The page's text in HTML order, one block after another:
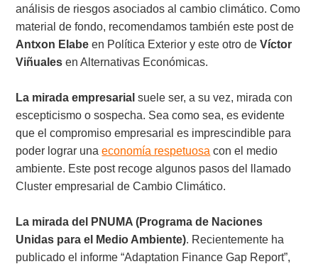
análisis de riesgos asociados al cambio climático. Como
material de fondo, recomendamos también este post de
Antxon Elabe en Política Exterior y este otro deVíctor
Viñuales en Alternativas Económicas.
La mirada empresarial suele ser, a su vez, mirada con
escepticismo o sospecha. Sea como sea, es evidente
que el compromiso empresarial es imprescindible para
poder lograr unaeconomía respetuosa con el medio
ambiente. Este post recoge algunos pasos del llamado
Cluster empresarial de Cambio Climático.
La mirada del PNUMA (Programa de Naciones
Unidas para el Medio Ambiente). Recientemente ha
publicado el informe “Adaptation Finance Gap Report”,